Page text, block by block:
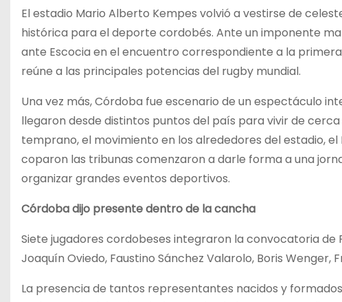
El estadio Mario Alberto Kempes volvió a vestirse de
histórica para el deporte cordobés. Ante un imponente
ante Escocia en el encuentro correspondiente a la
reúne a las principales potencias del rugby mundial.
Una vez más, Córdoba fue escenario de un espectáculo
llegaron desde distintos puntos del país para vivir de
temprano, el movimiento en los alrededores del estadio, el
coparon las tribunas comenzaron a darle forma a una
organizar grandes eventos deportivos.
Córdoba dijo presente dentro de la cancha
Siete jugadores cordobeses integraron la convocatoria
Joaquín Oviedo, Faustino Sánchez Valarolo, Boris Wenger,
La presencia de tantos representantes nacidos y